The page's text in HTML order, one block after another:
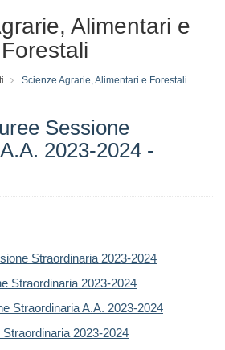
Alimentari e
Forestali
Scienze Agrarie, Alimentari e Forestali
Sessione
2023-2024 -
Straordinaria 2023-2024
Straordinaria 2023-2024
Straordinaria A.A. 2023-2024
2023-2024